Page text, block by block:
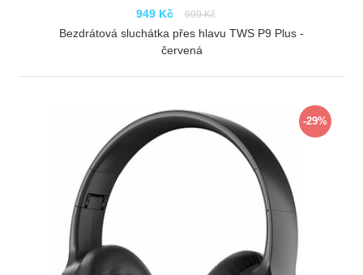
949 Kč 999 Kč
Bezdrátová sluchátka přes hlavu TWS P9 Plus -
červená
-29%